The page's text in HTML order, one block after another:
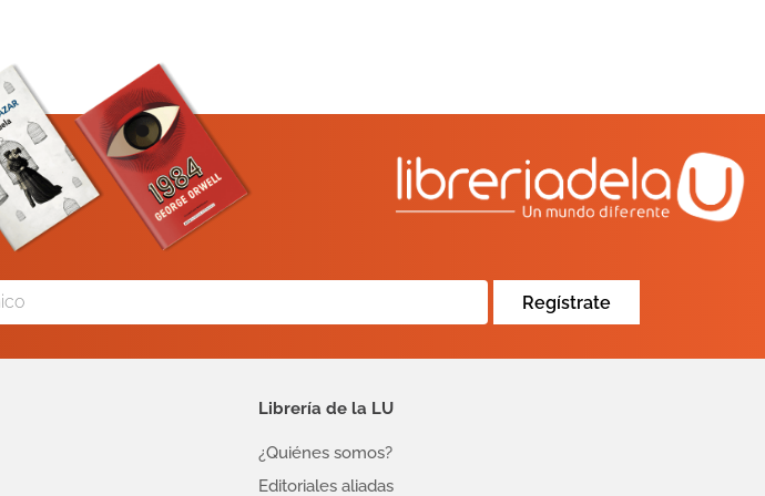
Regístrate
Librería de la LU
¿Quiénes somos?
Editoriales aliadas